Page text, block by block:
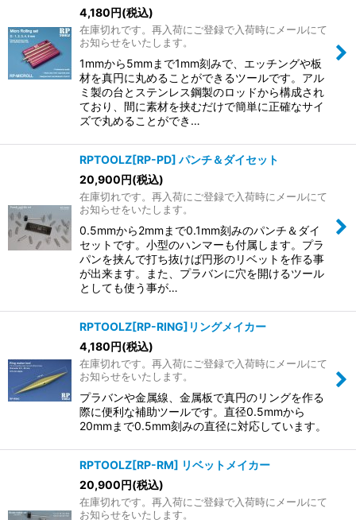
4,180円(税込)
在庫切れです。再入荷にご登録で入荷時にメールにて
お知らせをいたします。
1mmから5mmまで1mm刻みで、エッチングや板
材を真円に丸めることができるツールです。アル
ミ製の台とステンレス鋼製のロッドから構成され
ており、間に素材を挟むだけで簡単に正確なサイ
ズで丸めることができ…
RPTOOLZ[RP-PD] パンチ＆ダイセット
20,900円(税込)
在庫切れです。再入荷にご登録で入荷時にメールにて
お知らせをいたします。
0.5mmから2mmまで0.1mm刻みのパンチ＆ダイ
セットです。小型のハンマーも付属します。プラ
パンを挟んで打ち抜けば円形のリベットを作る事
が出来ます。また、プラバンに穴を開けるツール
としても使う事が…
RPTOOLZ[RP-RING]リングメイカー
4,180円(税込)
在庫切れです。再入荷にご登録で入荷時にメールにて
お知らせをいたします。
プラバンや金属線、金属板で真円のリングを作る
際に便利な補助ツールです。直径0.5mmから
20mmまで0.5mm刻みの直径に対応しています。
RPTOOLZ[RP-RM] リベットメイカー
20,900円(税込)
在庫切れです。再入荷にご登録で入荷時にメールにて
お知らせをいたします。